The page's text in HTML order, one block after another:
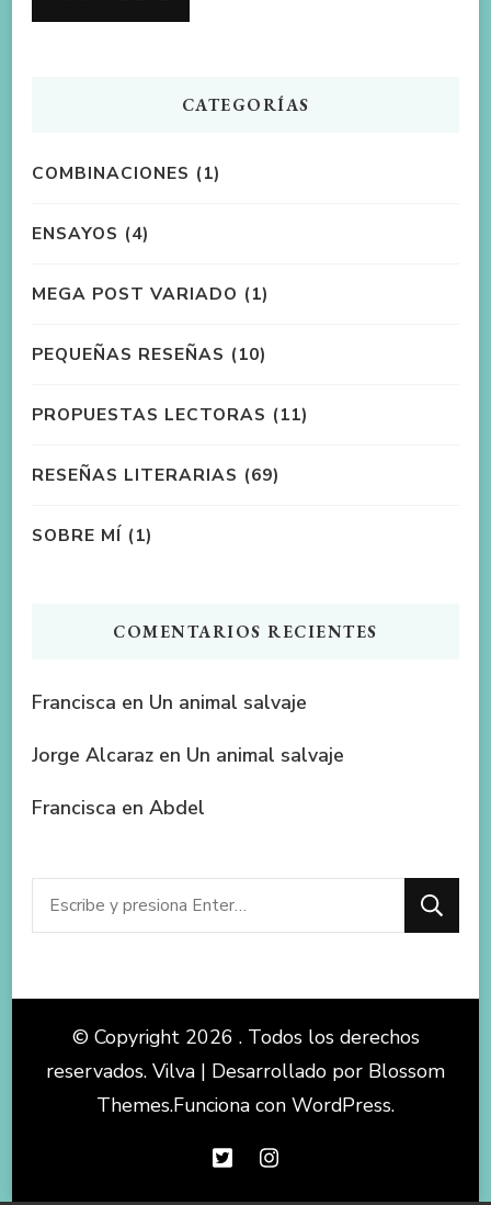
CATEGORÍAS
COMBINACIONES (1)
ENSAYOS (4)
MEGA POST VARIADO (1)
PEQUEÑAS RESEÑAS (10)
PROPUESTAS LECTORAS (11)
RESEÑAS LITERARIAS (69)
SOBRE MÍ (1)
COMENTARIOS RECIENTES
Francisca en Un animal salvaje
Jorge Alcaraz en Un animal salvaje
Francisca en Abdel
¿Buscas
algo?
© Copyright 2026 . Todos los derechos
reservados. Vilva | Desarrollado por Blossom
Themes.Funciona con WordPress.